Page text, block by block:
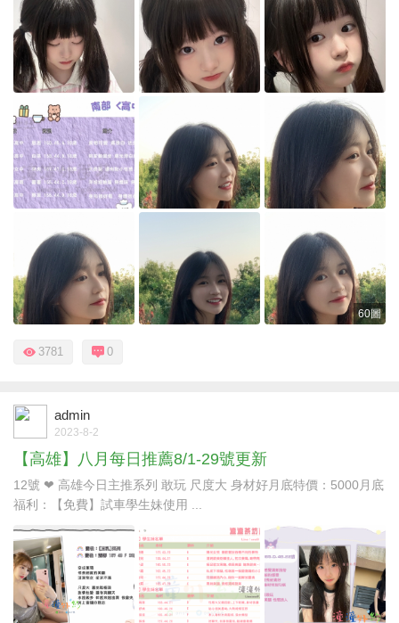
60圖
3781 0
admin
2023-8-2
【高雄】八月每日推薦8/1-29號更新
12號 ❤ 高雄今日主推系列 敢玩 尺度大 身材好月底特價：5000月底
福利：【免費】試車學生妹使用 ...